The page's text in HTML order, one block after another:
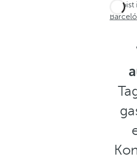
Du bist
Barceló